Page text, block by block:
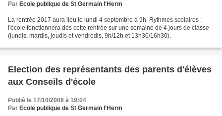
Par Ecole publique de St Germain l'Herm
La rentrée 2017 aura lieu le lundi 4 septembre à 9h. Rythmes scolaires :
l'école fonctionnera dès cette rentrée sur une semaine de 4 jours de classe
(lundis, mardis, jeudis et vendredis, 9h/12h et 13h30/16h30).
Election des représentants des parents d'élèves
aux Conseils d'école
Publié le 17/10/2008 à 19:04
Par Ecole publique de St Germain l'Herm